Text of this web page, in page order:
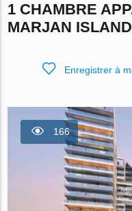
1 CHAMBRE
MARJAN
Enregistrer à
166